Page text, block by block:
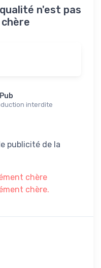
n'est pas
interdite
publicité de la
chère
chère.